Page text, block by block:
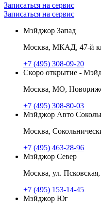
Записаться на сервис
Записаться на сервис
Мэйджор Запад
Москва, МКАД, 47-й
+7 (495) 308-09-20
Скоро открытие -
Москва, МО,
+7 (495) 308-80-03
Мэйджор Авто
Москва,
+7 (495) 463-28-96
Мэйджор Север
Москва, ул.
+7 (495) 153-14-45
Мэйджор Юг